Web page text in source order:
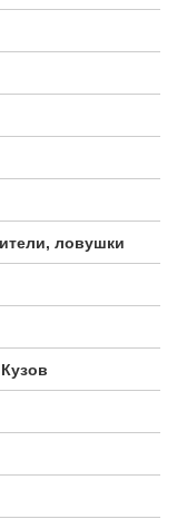
ловушки